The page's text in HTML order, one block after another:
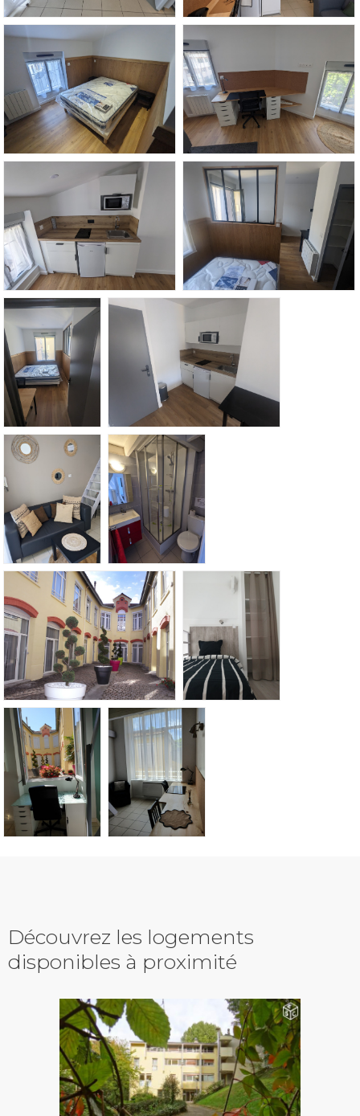
Découvrez les logements
disponibles à proximité